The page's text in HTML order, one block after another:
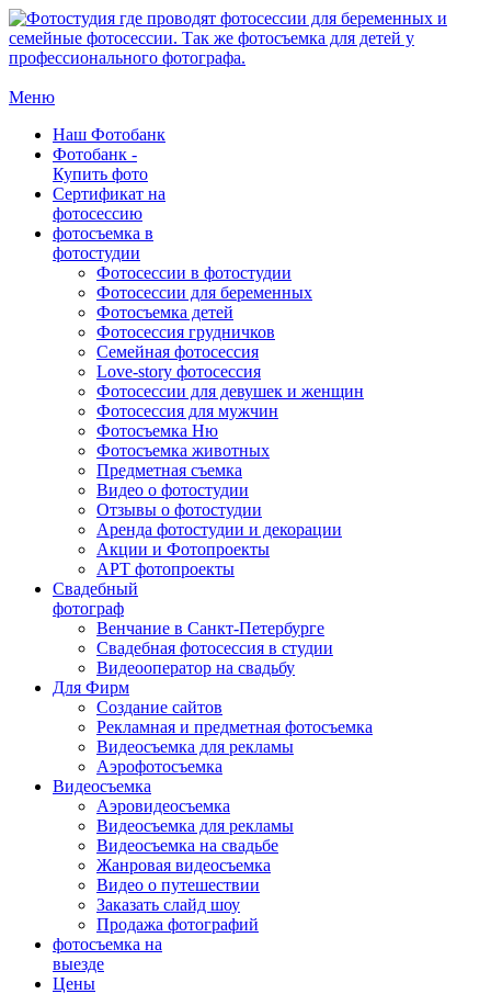
Меню
Наш Фотобанк
Фотобанк -
Купить фото
Сертификат на
фотосессию
фотосъемка в
фотостудии
Фотосессии в фотостудии
Фотосессии для беременных
Фотосъемка детей
Фотосессия грудничков
Семейная фотосессия
Love-story фотосессия
Фотосессии для девушек и женщин
Фотосессия для мужчин
Фотосъемка Ню
Фотосъемка животных
Предметная съемка
Видео о фотостудии
Отзывы о фотостудии
Аренда фотостудии и декорации
Акции и Фотопроекты
АРТ фотопроекты
Свадебный
фотограф
Венчание в Санкт-Петербурге
Свадебная фотосессия в студии
Видеооператор на свадьбу
Для Фирм
Создание сайтов
Рекламная и предметная фотосъемка
Видеосъемка для рекламы
Аэрофотосъемка
Видеосъемка
Аэровидеосъемка
Видеосъемка для рекламы
Видеосъемка на свадьбе
Жанровая видеосъемка
Видео о путешествии
Заказать слайд шоу
Продажа фотографий
фотосъемка на
выезде
Цены